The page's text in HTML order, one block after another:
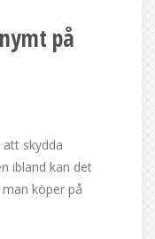
på
skydda
ibland kan det
köper på